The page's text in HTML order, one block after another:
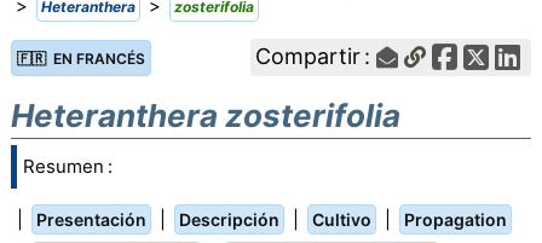
> Heteranthera > zosterifolia
🇫🇷 EN FRANCÉS Compartir :
Heteranthera zosterifolia
Resumen :
Presentación Descripción Cultivo Propagation